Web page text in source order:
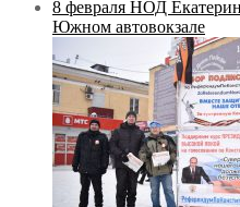
8 февраля НОД
Южном автовокзале